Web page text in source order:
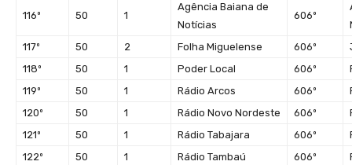
116º 50 1
Agência Baiana de
Notícias
606º
117º
50 2 Folha Miguelense 606º
118º
50 1 Poder Local 606º
119º
50 1 Rádio Arcos 606º
120º
50 1 Rádio Novo Nordeste 606º
121º
50 1 Rádio Tabajara 606º
122º
50 1 Rádio Tambaú 606º